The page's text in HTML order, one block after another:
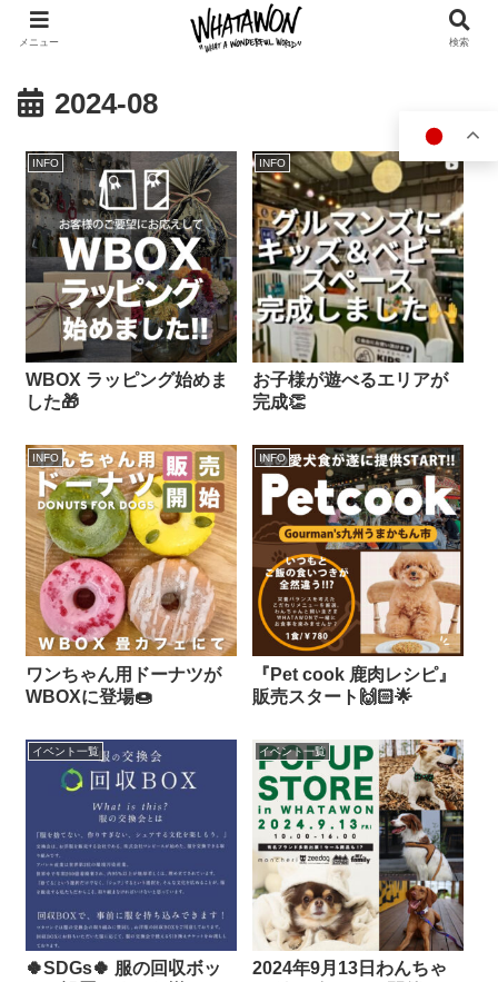
2024-08
INFO
WBOX ラッピング始めま
した🎁
INFO
お子様が遊べるエリアが
完成👏
INFO
ワンちゃん用ドーナツが
WBOXに登場🍩
INFO
『Pet cook 鹿肉レシピ』
販売スタート🙌🏻🌟
イベント一覧
🍀SDGs🍀 服の回収ボッ
イベント一覧
2024年9月13日わんちゃ
メニュー 検索